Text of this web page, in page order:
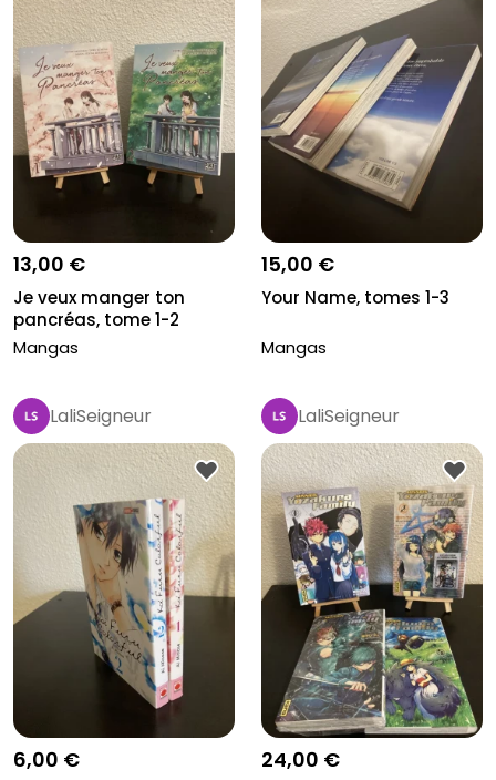
13,00 €
Je veux manger ton
pancréas, tome 1-2
Mangas
15,00 €
Your Name, tomes 1-3
Mangas
LaliSeigneur
6,00 €
LaliSeigneur
24,00 €